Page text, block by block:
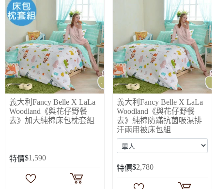
義大利Fancy Belle X LaLa
Woodland《與花仔野餐
去》加大純棉床包枕套組
特價$1,590
義大利Fancy Belle X LaLa
Woodland《與花仔野餐
去》純棉防蹣抗菌吸濕排
汗兩用被床包組
特價$2,780